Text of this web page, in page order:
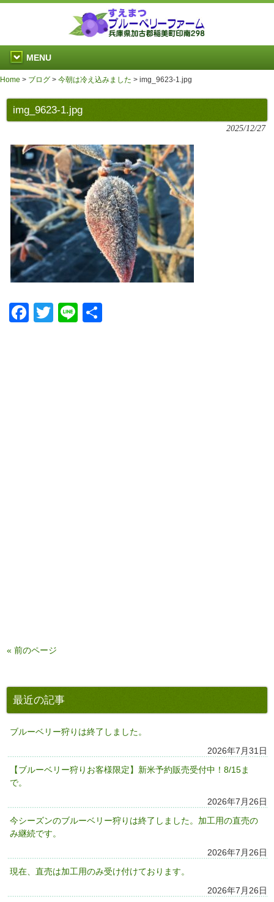
MENU
Home > ブログ > 今朝は冷え込みました > img_9623-1.jpg
img_9623-1.jpg
2025/12/27
Facebook
Twitter
Line
« 前のページ
最近の記事
ブルーベリー狩りは終了しました。
2026年7月31日
【ブルーベリー狩りお客様限定】新米予約販売受付中！8/15ま
で。
2026年7月26日
今シーズンのブルーベリー狩りは終了しました。加工用の直売の
み継続です。
2026年7月26日
現在、直売は加工用のみ受け付けております。
2026年7月26日